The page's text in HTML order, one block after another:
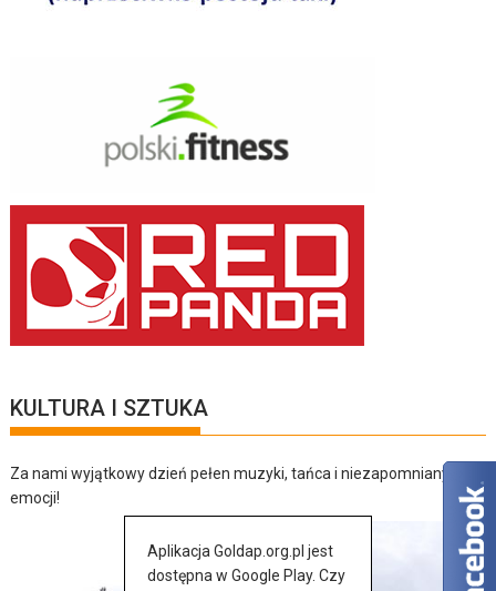
KULTURA I SZTUKA
Za nami wyjątkowy dzień pełen muzyki, tańca i niezapomnianych
emocji!
Aplikacja Goldap.org.pl jest
dostępna w Google Play. Czy